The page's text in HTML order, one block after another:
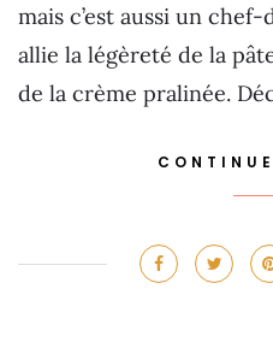
mais c’est aussi un
allie la légèreté de la
de la crème pralinée.